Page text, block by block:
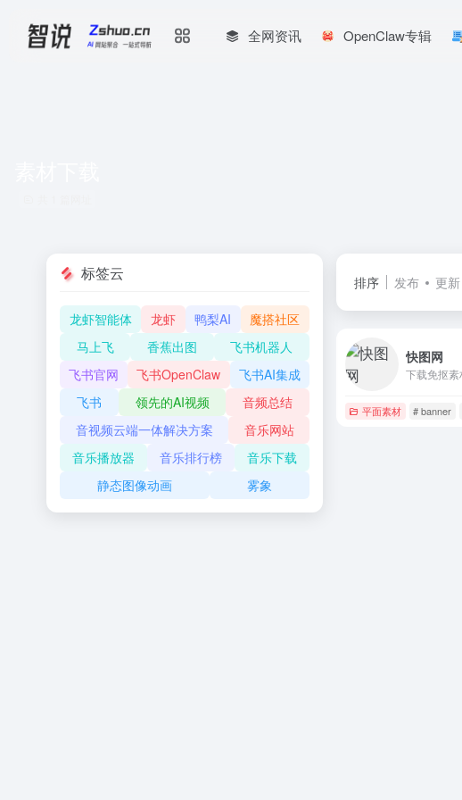
全网资讯 OpenClaw专辑
排序 发布 更新
快图网
平面素材 # banner
标签云
龙虾智能体 龙虾 鸭梨AI
魔搭社区
马上飞
香蕉出图
飞书机器人
飞书官网
飞书OpenClaw
飞书AI集成
飞书
领先的AI视频
音频总结
音视频云端一体解决方案
音乐网站
音乐播放器
音乐排行榜
音乐下载
静态图像动画
雾象